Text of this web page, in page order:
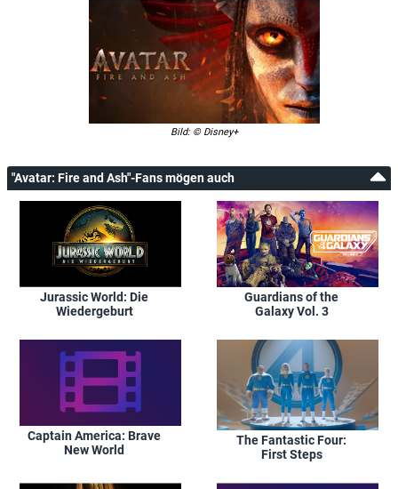
Bild: © Disney+
"Avatar: Fire and Ash"-Fans mögen auch
Jurassic World: Die
Wiedergeburt
Guardians of the
Galaxy Vol. 3
Captain America: Brave
New World
The Fantastic Four:
First Steps